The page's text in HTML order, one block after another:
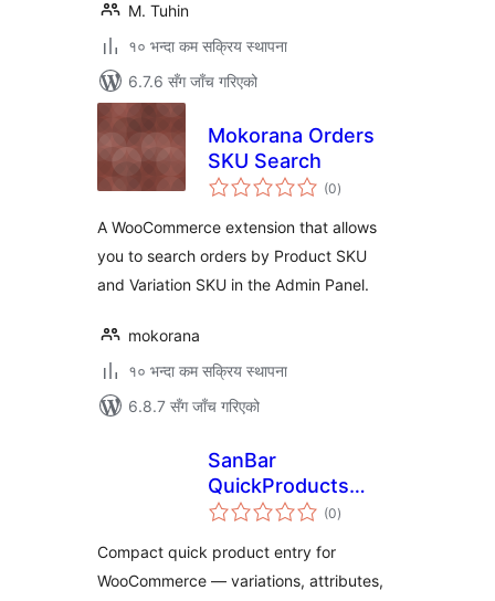
M. Tuhin
१० भन्दा कम सक्रिय स्थापना
6.7.6 सँग जाँच गरिएको
Mokorana Orders
SKU Search
(0कुल
रेटिङ्गहरू
)
A WooCommerce extension that allows
you to search orders by Product SKU
and Variation SKU in the Admin Panel.
mokorana
१० भन्दा कम सक्रिय स्थापना
6.8.7 सँग जाँच गरिएको
SanBar
QuickProducts
Entry for
(0कुल
रेटिङ्गहरू
)
Compact quick product entry for
WooCommerce — variations, attributes,